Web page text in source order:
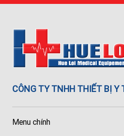
CÔNG TY TNHH THIẾT BỊ Y
Menu chính